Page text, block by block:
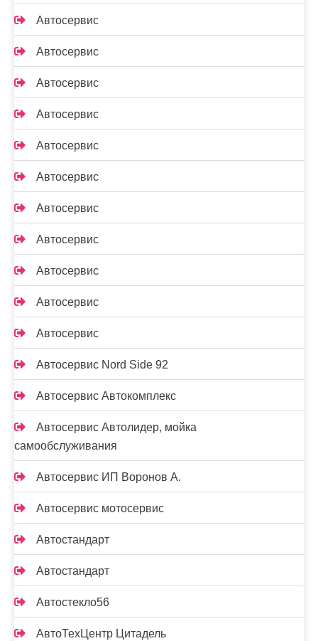
Автосервис
Автосервис
Автосервис
Автосервис
Автосервис
Автосервис
Автосервис
Автосервис
Автосервис
Автосервис
Автосервис
Автосервис Nord Side 92
Автосервис Автокомплекс
Автосервис Автолидер, мойка
самообслуживания
Автосервис ИП Воронов А.
Автосервис мотосервис
Автостандарт
Автостандарт
Автостекло56
АвтоТехЦентр Цитадель